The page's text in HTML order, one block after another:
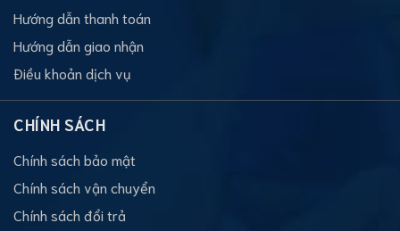
Hướng dẫn thanh toán
Hướng dẫn giao nhận
Điều khoản dịch vụ
CHÍNH SÁCH
Chính sách bảo mật
Chính sách vận chuyển
Chính sách đổi trả